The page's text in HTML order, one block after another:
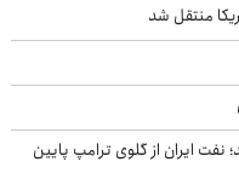
منتقل شد
ایران از گلوی ترامپ پایین